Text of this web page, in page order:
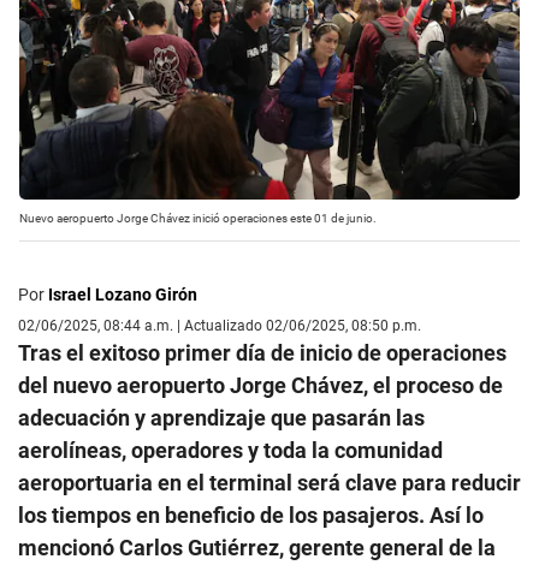
Nuevo aeropuerto Jorge Chávez inició operaciones este 01 de junio.
Por Israel Lozano Girón
02/06/2025, 08:44 a.m. | Actualizado 02/06/2025, 08:50 p.m.
Tras el exitoso primer día de inicio de operaciones
del nuevo aeropuerto Jorge Chávez, el proceso de
adecuación y aprendizaje que pasarán las
aerolíneas, operadores y toda la comunidad
aeroportuaria en el terminal será clave para reducir
los tiempos en beneficio de los pasajeros. Así lo
mencionó Carlos Gutiérrez, gerente general de la